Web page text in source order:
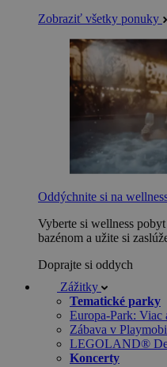
Zobraziť všetky ponuky
Oddýchnite si na
Vyberte si wellness
bazénom a užite si
Doprajte si oddych
Zážitky
Tematické parky
Europa-Park:
Zábava v
LEGOLAND®
Koncerty